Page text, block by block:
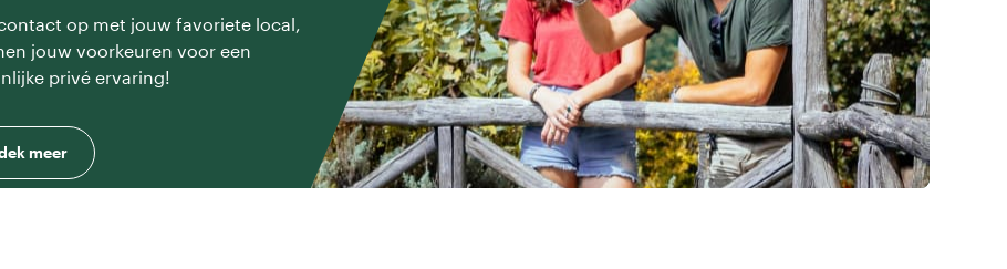
op met jouw favoriete local,
jouw voorkeuren voor een
privé ervaring!
meer